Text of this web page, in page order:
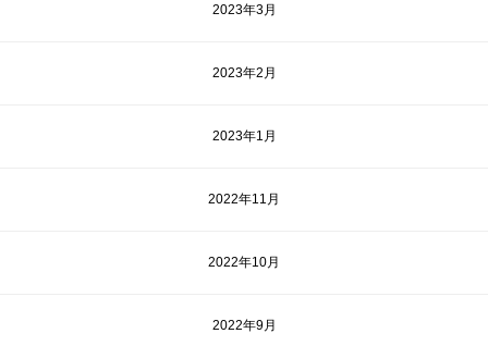
2023年3月
2023年2月
2023年1月
2022年11月
2022年10月
2022年9月